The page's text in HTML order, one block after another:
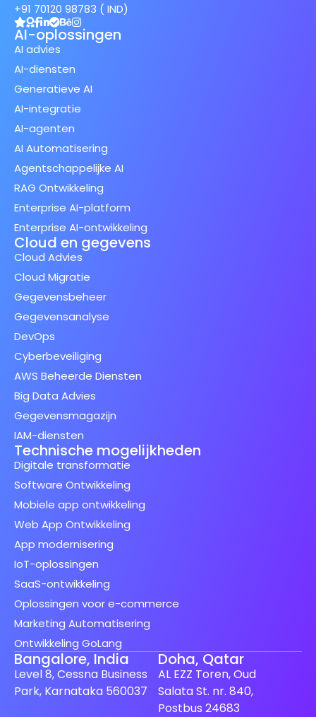
+91 70120 98783 ( IND)
AI-oplossingen
AI advies
AI-diensten
Generatieve AI
AI-integratie
AI-agenten
AI Automatisering
Agentschappelijke AI
RAG Ontwikkeling
Enterprise AI-platform
Enterprise AI-ontwikkeling
Cloud en gegevens
Cloud Advies
Cloud Migratie
Gegevensbeheer
Gegevensanalyse
DevOps
Cyberbeveiliging
AWS Beheerde Diensten
Big Data Advies
Gegevensmagazijn
IAM-diensten
Technische mogelijkheden
Digitale transformatie
Software Ontwikkeling
Mobiele app ontwikkeling
Web App Ontwikkeling
App modernisering
IoT-oplossingen
SaaS-ontwikkeling
Oplossingen voor e-commerce
Marketing Automatisering
Ontwikkeling GoLang
Bangalore, India
Level 8, Cessna Business
Park, Karnataka 560037
Doha, Qatar
AL EZZ Toren, Oud
Salata St. nr. 840,
Postbus 24683